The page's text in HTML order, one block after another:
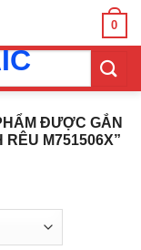
0
ĐƯỢC GẮN
RÊU M751506X”